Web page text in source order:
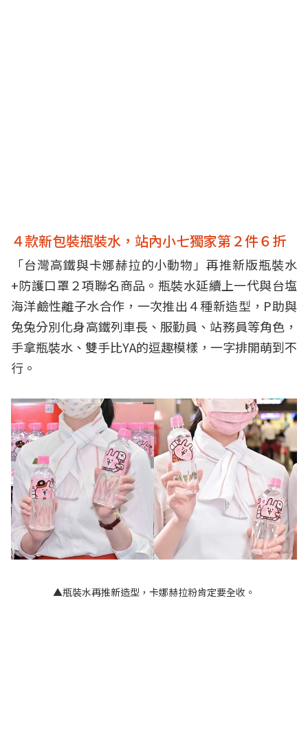
４款新包裝瓶裝水，站內小七獨家第２件６折
「台灣高鐵與卡娜赫拉的小動物」再推新版瓶裝水
+防護口罩２項聯名商品。瓶裝水延續上一代與台塩
海洋鹼性離子水合作，一次推出４種新造型，P助與
兔兔分別化身高鐵列車長、服勤員、站務員等角色，
手拿瓶裝水、雙手比YA的逗趣模樣，一字排開萌到不
行。
▲瓶裝水再推新造型，卡娜赫拉粉肯定要全收。